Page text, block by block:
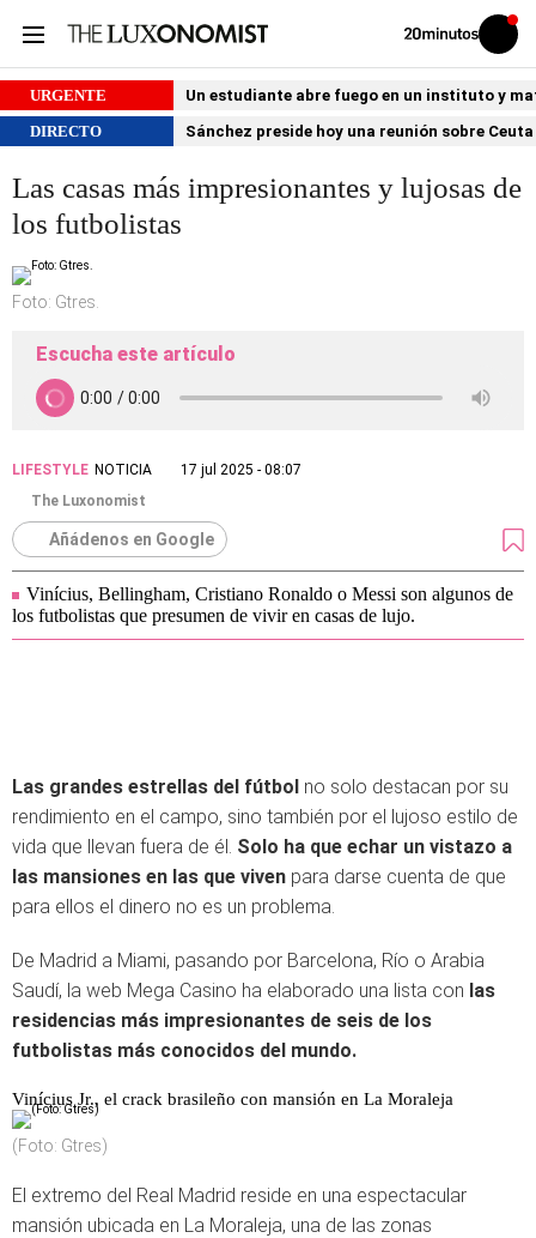
Volver
Iniciar
sesión
URGENTE
Un estudiante abre fuego en un instituto y
DIRECTO
Sánchez preside hoy una reunión sobre
Las casas más impresionantes y lujosas de
los futbolistas
Foto: Gtres.
Escucha este artículo
LIFESTYLE NOTICIA
17 jul 2025 - 08:07
The Luxonomist
Añádenos en Google
Vinícius, Bellingham, Cristiano Ronaldo o Messi son algunos de
los futbolistas que presumen de vivir en casas de lujo.
Las grandes estrellas del fútbol no solo destacan por su
rendimiento en el campo, sino también por el lujoso estilo de
vida que llevan fuera de él. Solo ha que echar un vistazo a
las mansiones en las que viven para darse cuenta de que
para ellos el dinero no es un problema.
De Madrid a Miami, pasando por Barcelona, Río o Arabia
Saudí, la web Mega Casino ha elaborado una lista con las
residencias más impresionantes de seis de los
futbolistas más conocidos del mundo.
Vinícius Jr., el crack brasileño con mansión en La Moraleja
(Foto: Gtres)
El extremo del Real Madrid reside en una espectacular
mansión ubicada en La Moraleja, una de las zonas